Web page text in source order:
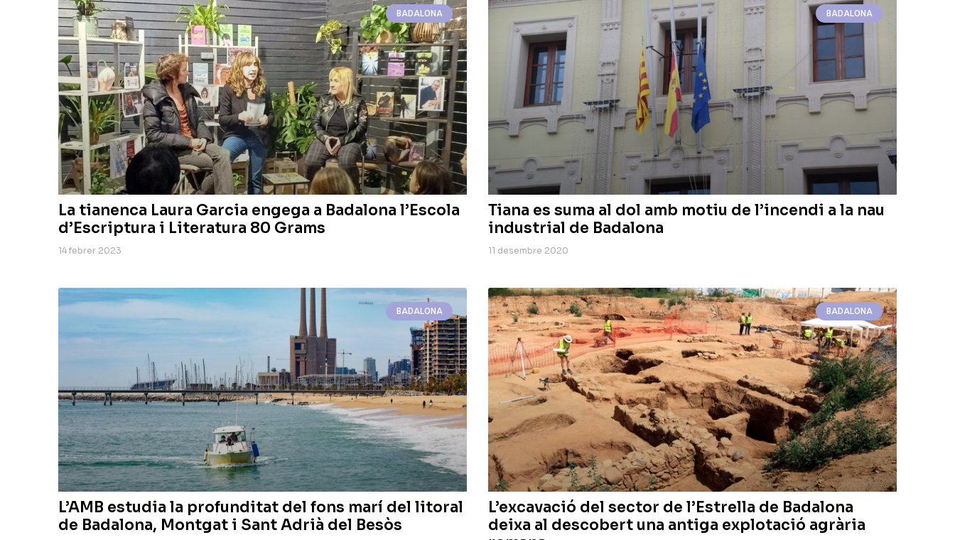
BADALONA
La tianenca Laura Garcia engega a Badalona l’Escola
d’Escriptura i Literatura 80 Grams
14 febrer 2023
BADALONA
Tiana es suma al dol amb motiu de l’incendi a la nau
industrial de Badalona
11 desembre 2020
BADALONA
L’AMB estudia la profunditat del fons marí del litoral
de Badalona, Montgat i Sant Adrià del Besòs
BADALONA
L’excavació del sector de l’Estrella de Badalona
deixa al descobert una antiga explotació agrària